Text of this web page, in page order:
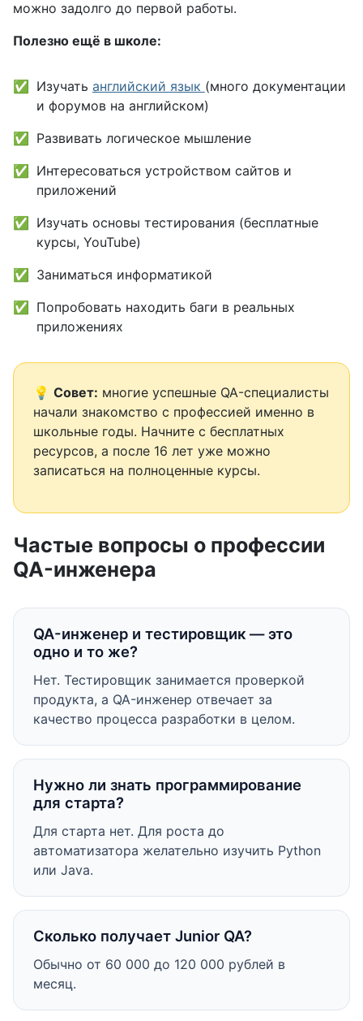
можно задолго до первой работы.
Полезно ещё в школе:
Изучать английский язык (много документации
и форумов на английском)
Развивать логическое мышление
Интересоваться устройством сайтов и
приложений
Изучать основы тестирования (бесплатные
курсы, YouTube)
Заниматься информатикой
Попробовать находить баги в реальных
приложениях
💡 Совет: многие успешные QA-специалисты
начали знакомство с профессией именно в
школьные годы. Начните с бесплатных
ресурсов, а после 16 лет уже можно
записаться на полноценные курсы.
Частые вопросы о профессии
QA-инженера
QA-инженер и тестировщик — это
одно и то же?
Нет. Тестировщик занимается проверкой
продукта, а QA-инженер отвечает за
качество процесса разработки в целом.
Нужно ли знать программирование
для старта?
Для старта нет. Для роста до
автоматизатора желательно изучить Python
или Java.
Сколько получает Junior QA?
Обычно от 60 000 до 120 000 рублей в
месяц.